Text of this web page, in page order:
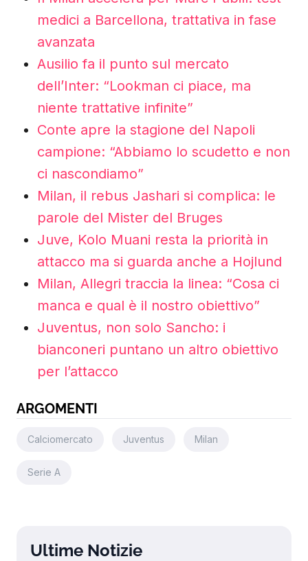
medici a Barcellona, trattativa in fase
avanzata
Ausilio fa il punto sul mercato
dell’Inter: “Lookman ci piace, ma
niente trattative infinite”
Conte apre la stagione del Napoli
campione: “Abbiamo lo scudetto e non
ci nascondiamo”
Milan, il rebus Jashari si complica: le
parole del Mister del Bruges
Juve, Kolo Muani resta la priorità in
attacco ma si guarda anche a Hojlund
Milan, Allegri traccia la linea: “Cosa ci
manca e qual è il nostro obiettivo”
Juventus, non solo Sancho: i
bianconeri puntano un altro obiettivo
per l’attacco
ARGOMENTI
Calciomercato Juventus Milan
Serie A
Ultime Notizie